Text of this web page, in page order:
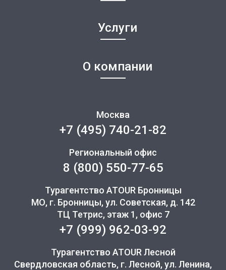
Услуги
О компании
Москва
+7 (495) 740-21-82
Региональный офис
8 (800) 550-77-65
Турагентство ATOUR Бронницы
МО, г. Бронницы, ул. Советская, д. 142
ТЦ Тетрис, этаж 1, офис 7
+7 (999) 962-03-92
Турагентство ATOUR Лесной
Свердловская область, г. Лесной, ул. Ленина,